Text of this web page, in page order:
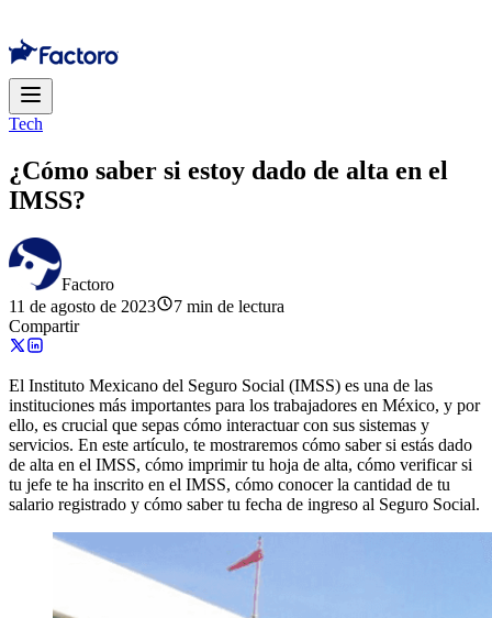
Tech
¿Cómo saber si estoy dado de alta en el
IMSS?
Factoro
11 de agosto de 2023
7 min de lectura
Compartir
El Instituto Mexicano del Seguro Social (IMSS) es una de las
instituciones más importantes para los trabajadores en México, y por
ello, es crucial que sepas cómo interactuar con sus sistemas y
servicios. En este artículo, te mostraremos cómo saber si estás dado
de alta en el IMSS, cómo imprimir tu hoja de alta, cómo verificar si
tu jefe te ha inscrito en el IMSS, cómo conocer la cantidad de tu
salario registrado y cómo saber tu fecha de ingreso al Seguro Social.